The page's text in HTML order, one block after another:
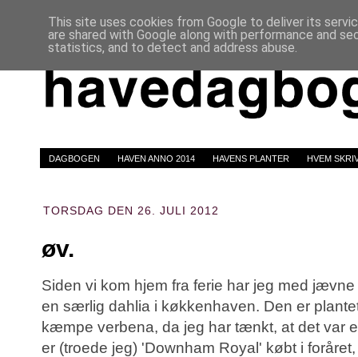
DAGBOGEN HAVEN ANNO 2014 HAVENS PLANTER HVEM
TORSDAG DEN 26. JULI 2012
øv.
Siden vi kom hjem fra ferie har jeg med
en særlig dahlia i køkkenhaven. Den er
kæmpe verbena, da jeg har tænkt, at det var
er (troede jeg) 'Downham Royal' købt i foråret
This site uses cookies from Google to deliver its
are shared with Google along with performance and
statistics, and to detect and address abuse.